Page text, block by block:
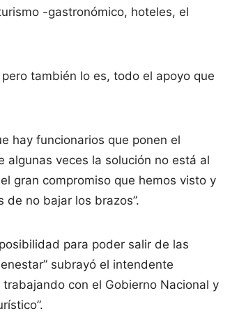
-gastronómico, hoteles, el
también lo es, todo el apoyo que
hay funcionarios que ponen el
algunas veces la solución no está al
gran compromiso que hemos visto y
no bajar los brazos”.
para poder salir de las
subrayó el intendente
con el Gobierno Nacional y